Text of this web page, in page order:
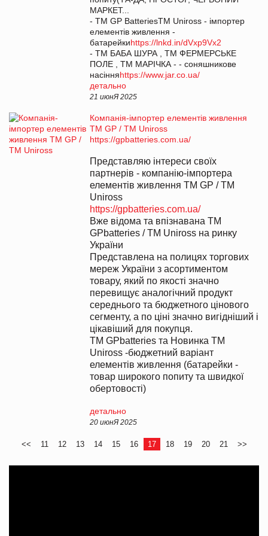
МАРКЕТ...
- ТМ GP BatteriesТМ Uniross - імпортер
елементів живлення -
батарейкиhttps://lnkd.in/dVxp9Vx2
- ТМ БАБА ШУРА , ТМ ФЕРМЕРСЬКЕ
ПОЛЕ , ТМ МАРІЧКА - - соняшникове
насінняhttps://www.jar.co.ua/
детально
21 июнЯ 2025
Компанія-імпортер елементів живлення
ТМ GP / ТМ Uniross
https://gpbatteries.com.ua/
Представляю інтереси своїх
партнерів - компанію-імпортера
елементів живлення ТМ GP / ТМ
Uniross
https://gpbatteries.com.ua/
Вже відома та впізнавана ТМ
GPbatteries / ТМ Uniross на ринку
України
Представлена на полицях торгових
мереж України з асортиментом
товару, який по якості значно
перевищує аналогічний продукт
середнього та бюджетного цінового
сегменту, а по ціні значно вигідніший і
цікавіший для покупця.
ТМ GPbatteries та Новинка ТМ
Uniross -бюджетний варіант
елементів живлення (батарейки -
товар широкого попиту та швидкої
обертовості)
детально
20 июнЯ 2025
<< 11 12 13 14 15 16 17 18 19 20 21 >>